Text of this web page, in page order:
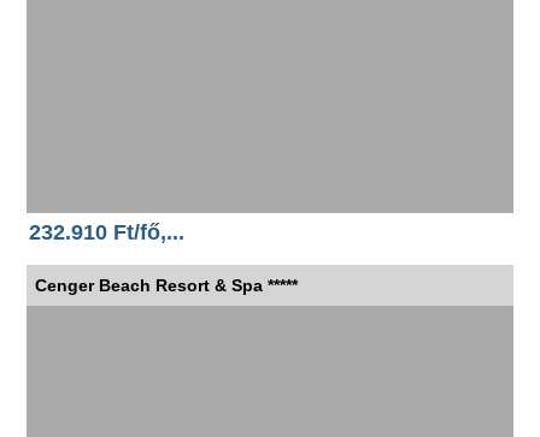
232.910 Ft/fő,...
Cenger Beach Resort & Spa *****